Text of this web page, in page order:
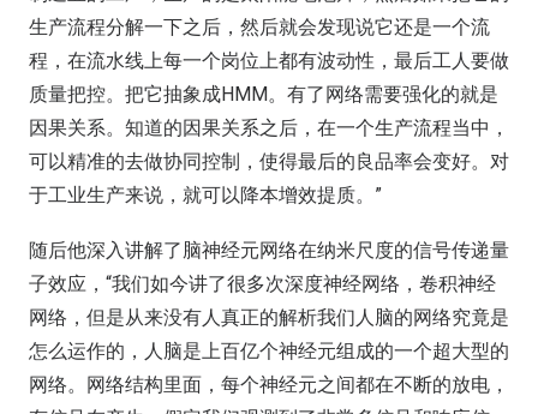
生产流程分解一下之后，然后就会发现说它还是一个流
程，在流水线上每一个岗位上都有波动性，最后工人要做
质量把控。把它抽象成HMM。有了网络需要强化的就是
因果关系。知道的因果关系之后，在一个生产流程当中，
可以精准的去做协同控制，使得最后的良品率会变好。对
于工业生产来说，就可以降本增效提质。”
随后他深入讲解了脑神经元网络在纳米尺度的信号传递量
子效应，“我们如今讲了很多次深度神经网络，卷积神经
网络，但是从来没有人真正的解析我们人脑的网络究竟是
怎么运作的，人脑是上百亿个神经元组成的一个超大型的
网络。网络结构里面，每个神经元之间都在不断的放电，